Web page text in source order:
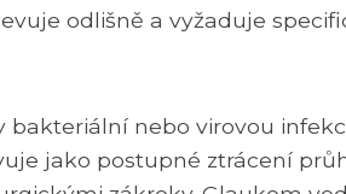
odlišně a vyžaduje
nebo virovou
jako postupné ztrácení